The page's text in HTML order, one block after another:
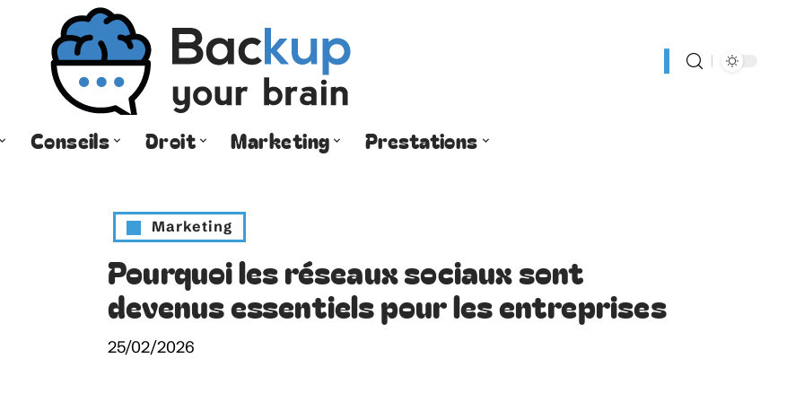
Conseils Droit Marketing Prestations
Marketing
Pourquoi les réseaux sociaux sont
devenus essentiels pour les entreprises
25/02/2026